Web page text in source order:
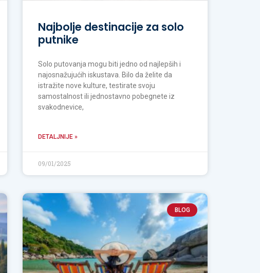
Najbolje destinacije za solo
putnike
Solo putovanja mogu biti jedno od najlepših i
najosnažujućih iskustava. Bilo da želite da
istražite nove kulture, testirate svoju
samostalnost ili jednostavno pobegnete iz
svakodnevice,
DETALJNIJE »
09/01/2025
BLOG